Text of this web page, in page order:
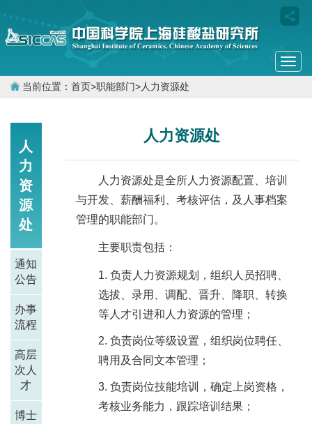
当前位置： 首页>职能部门>人力资源处
人
力
资
源
处
通知
公告
办事
流程
高层
次人
才
博士
人力资源处
人力资源处是全所人力资源配置、培训
与开发、薪酬福利、考核评估，及人事档案
管理的职能部门。
主要职责包括：
负责人力资源规划，组织人员招聘、
选拔、录用、调配、晋升、降职、转换
等人才引进和人力资源的管理；
负责岗位等级设置，组织岗位聘任、
聘用及合同文本管理；
负责岗位技能培训，确定上岗资格，
考核业务能力，跟踪培训结果；